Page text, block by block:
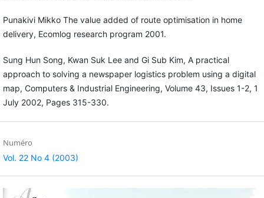
Punakivi Mikko The value added of route optimisation in home
delivery, Ecomlog research program 2001.
Sung Hun Song, Kwan Suk Lee and Gi Sub Kim, A practical
approach to solving a newspaper logistics problem using a digital
map, Computers & Industrial Engineering, Volume 43, Issues 1-2, 1
July 2002, Pages 315-330.
Numéro
Vol. 22 No 4 (2003)